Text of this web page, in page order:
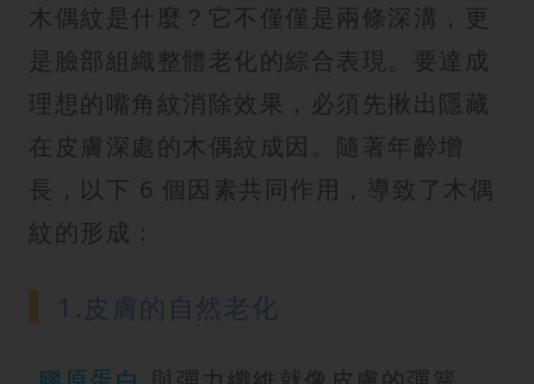
木偶紋是什麼？它不僅僅是兩條深溝，更
是臉部組織整體老化的綜合表現。要達成
理想的嘴角紋消除效果，必須先揪出隱藏
在皮膚深處的木偶紋成因。隨著年齡增
長，以下 6 個因素共同作用，導致了木偶
紋的形成：